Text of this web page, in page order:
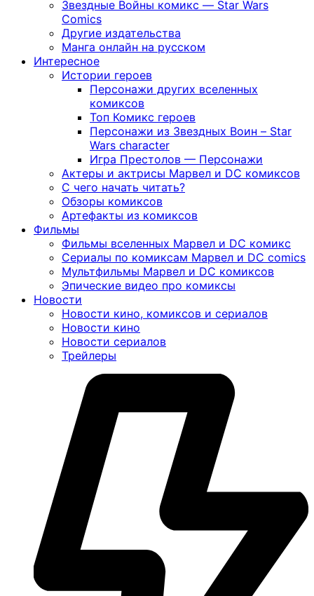
Звездные Войны комикс — Star Wars
Comics
Другие издательства
Манга онлайн на русском
Интересное
Истории героев
Персонажи других вселенных
комиксов
Топ Комикс героев
Персонажи из Звездных Воин – Star
Wars character
Игра Престолов — Персонажи
Актеры и актрисы Марвел и DC комиксов
С чего начать читать?
Обзоры комиксов
Артефакты из комиксов
Фильмы
Фильмы вселенных Марвел и DC комикс
Сериалы по комиксам Марвел и DC comics
Мультфильмы Марвел и DC комиксов
Эпические видео про комиксы
Новости
Новости кино, комиксов и сериалов
Новости кино
Новости сериалов
Трейлеры